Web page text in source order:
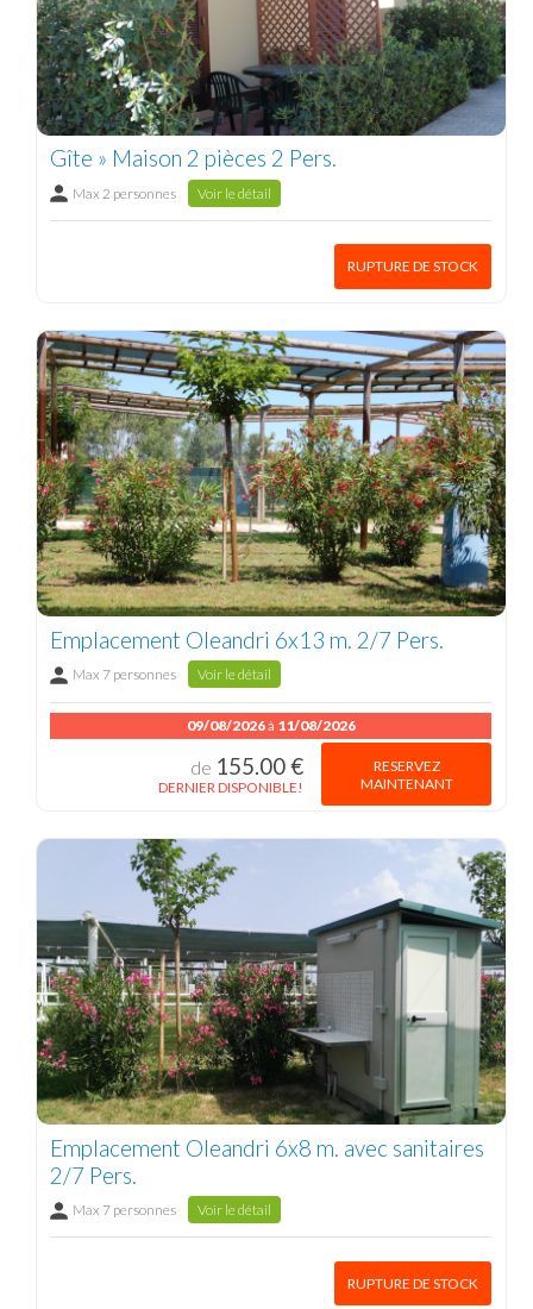
Gîte » Maison 2 pièces 2 Pers.
Max 2 personnes Voir le détail
RUPTURE DE STOCK
Emplacement Oleandri 6x13 m. 2/7 Pers.
Max 7 personnes Voir le détail
09/08/2026à 11/08/2026
de 155.00 €
DERNIER DISPONIBLE!
RESERVEZ
MAINTENANT
Emplacement Oleandri 6x8 m. avec sanitaires
2/7 Pers.
Max 7 personnes Voir le détail
RUPTURE DE STOCK